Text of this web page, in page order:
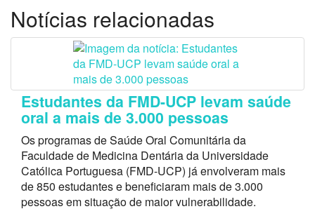
Notícias relacionadas
Estudantes da FMD-UCP levam saúde
oral a mais de 3.000 pessoas
Os programas de Saúde Oral Comunitária da
Faculdade de Medicina Dentária da Universidade
Católica Portuguesa (FMD-UCP) já envolveram mais
de 850 estudantes e beneficiaram mais de 3.000
pessoas em situação de maior vulnerabilidade.